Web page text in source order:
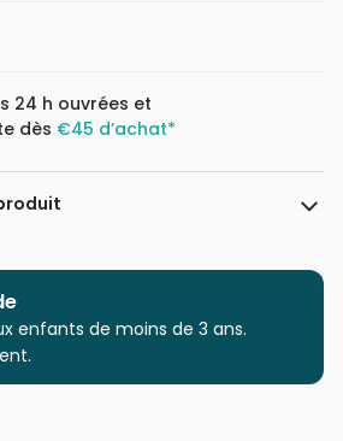
24 h ouvrées et
dès €45 d’achat*
Puzzle 3D Cubic Fun
Puzzles - Monuments
à partir de 8 ans (101 à 250
enfants de moins de 3 ans.